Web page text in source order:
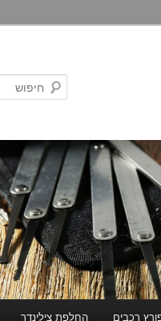
רכבים החלפת צילינדר